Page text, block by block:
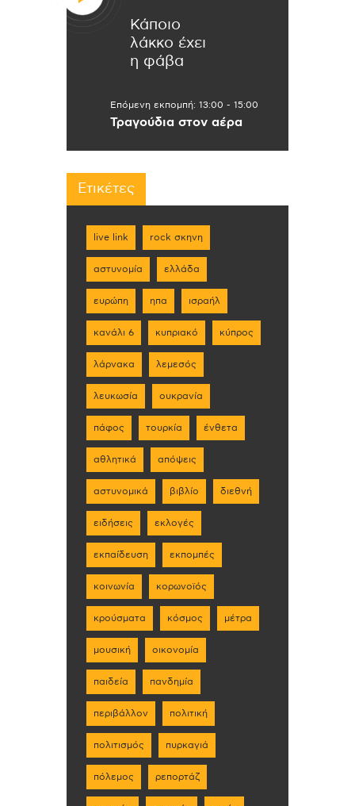
Κάποιο
λάκκο έχει
η φάβα
Επόμενη εκπομπή: 13:00 - 15:00
Τραγούδια στον αέρα
Ετικέτες
live link rock σκηνη
αστυνομία ελλάδα
ευρώπη ηπα ισραήλ
κανάλι 6 κυπριακό κύπρος
λάρνακα λεμεσός
λευκωσία ουκρανία
πάφος τουρκία ένθετα
αθλητικά απόψεις
αστυνομικά βιβλίο διεθνή
ειδήσεις εκλογές
εκπαίδευση εκπομπές
κοινωνία κορωνοϊός
κρούσματα κόσμος μέτρα
μουσική οικονομία
παιδεία πανδημία
περιβάλλον πολιτική
πολιτισμός πυρκαγιά
πόλεμος ρεπορτάζ